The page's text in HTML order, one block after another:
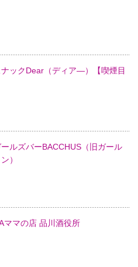
ナックDear（ディア―）【喫煙目
ールズバーBACCHUS（旧ガール
）
ママの店 品川酒役所